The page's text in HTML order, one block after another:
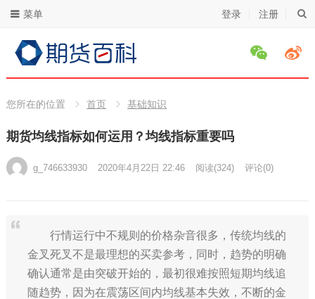
登录 注册
菜单
您所在的位置 首页 基础知识
期货均线指标如何运用？均线指标重要吗
g_746633930 2020年4月22日 22:46 阅读(324) 评论(0)
行情运行中不规则的价格杂音很多，传统均线的
金叉死叉不是最理想的买卖参考，同时，趋势的明确
确认通常是由突破开始的，最初很难按照短期均线追
随趋势，因为在震荡区间内均线基本失效，不断的金